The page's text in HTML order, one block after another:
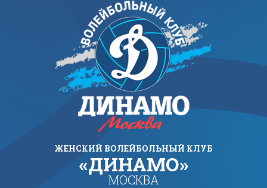
ЖЕНСКИЙ ВОЛЕЙБОЛЬНЫЙ КЛУБ
«ДИНАМО»
МОСКВА